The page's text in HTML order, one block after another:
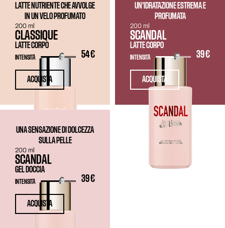
LATTE NUTRIENTE CHE AVVOLGE
IN UN VELO PROFUMATO
CLASSIQUE
LATTE CORPO
54 €
INTENSITÀ
200 ml
ACQUISTA
UN’IDRATAZIONE ESTREMA E
PROFUMATA
SCANDAL
LATTE CORPO
39 €
INTENSITÀ
200 ml
ACQUISTA
UNA SENSAZIONE DI DOLCEZZA
SULLA PELLE
SCANDAL
GEL DOCCIA
39 €
INTENSITÀ
200 ml
ACQUISTA